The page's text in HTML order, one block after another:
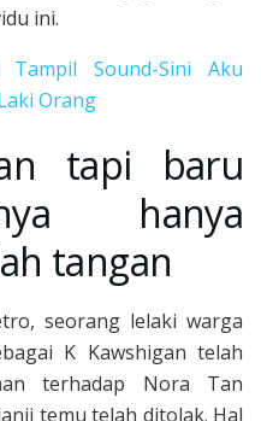
ini.
Sound-Sini Aku
Orang
tapi baru
hanya
tangan
seorang lelaki warga
K Kawshigan telah
terhadap Nora Tan
temu telah ditolak. Hal